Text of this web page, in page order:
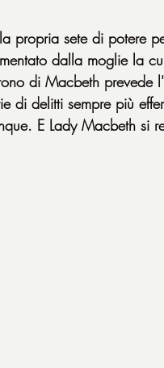
propria sete di potere
dalla moglie la
di Macbeth prevede
di delitti sempre più
E Lady Macbeth si